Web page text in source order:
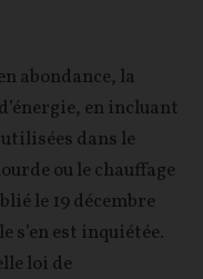
abondance, la
en incluant
dans le
ou le chauffage
le 19 décembre
s’en est inquiétée.
loi de